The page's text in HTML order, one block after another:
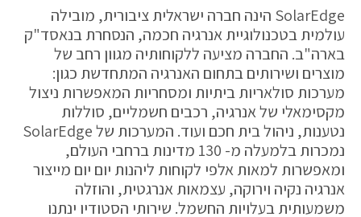
SolarEdge הינה חברה ישראלית ציבורית, מובילה
עולמית בטכנולוגיית אנרגיה חכמה, הנסחרת בנאסד"ק
בארה"ב. החברה מציעה ללקוחותיה מגוון רחב של
מוצרים ושירותים בתחום האנרגיה המתחדשת כגון:
מערכות סולאריות ביתיות ומסחריות המאפשרות ניצול
מקסימאלי של אנרגיה, רכבים חשמליים, סוללות
נטענות, ניהול בית חכם ועוד. המערכות של SolarEdge
נמכרות בלמעלה מ- 130 מדינות ברחבי העולם,
ומאפשרות למאות אלפי לקוחות ליהנות יום יום מייצור
אנרגיה נקיה וירוקה, עצמאות אנרגטית, והוזלה
משמעותית בעלויות החשמל. שירותי הסטודיו ינתנו